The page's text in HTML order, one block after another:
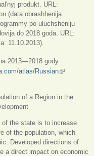
produkt. URL:
(data obrashhenija:
po uluchsheniju
do 2018 goda. URL:
11.10.2013).
2013—2018 gody
atlas/Russian(link is
of a Region in the
the state is to increase
of the population, which
Developed directions of
a direct impact on economic